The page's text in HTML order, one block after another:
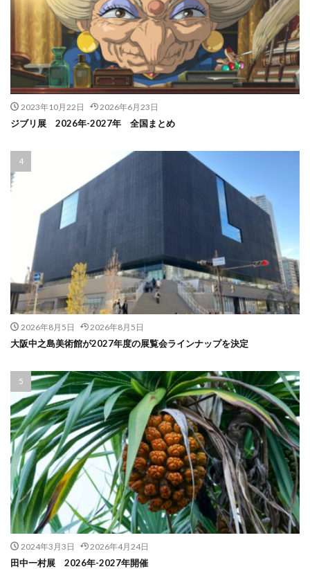
2023年10月22日 2026年6月23日
ジブリ展 2026年-2027年 全国まとめ
2026年8月5日 2026年8月5日
大阪中之島美術館が2027年度の展覧会ラインナップを決定
2024年3月3日 2026年4月24日
田中一村展 2026年-2027年開催